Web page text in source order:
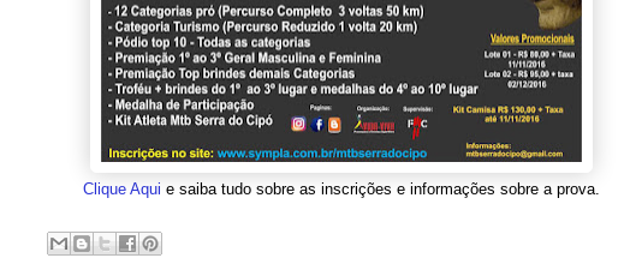
Clique Aqui e saiba tudo sobre as inscrições e informações sobre a prova.